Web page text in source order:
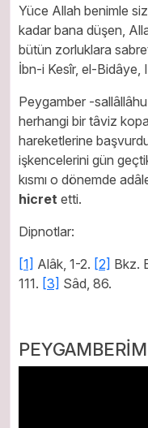
Yüce Allah benimle
kadar bana düşen,
bütün zorluklara
İbn-i Kesîr, el-Bidâye,
Peygamber -
herhangi bir tâviz
hareketlerine
işkencelerini gün
kısmı o dönemde
hicret etti.
Dipnotlar:
[1] Alâk, 1-2. [2] Bkz.
111. [3] Sâd, 86.